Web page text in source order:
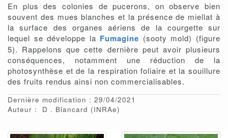
En plus des colonies de pucerons, on observe bien
souvent des mues blanches et la présence de miellat à
la surface des organes aériens de la courgette sur
lequel se développe la Fumagine (sooty mold) (figure
5). Rappelons que cette dernière peut avoir plusieurs
conséquences, notamment une réduction de la
photosynthèse et de la respiration foliaire et la souillure
des fruits rendus ainsi non commercialisables.
Dernière modification : 29/04/2021
Auteur :
D Blancard (INRAe)